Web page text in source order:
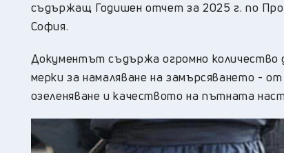
съдържащ Годишен отчет за 2025 г. по
София.
Документът съдържа огромно количество
мерки за намаляване на замърсяването -
озеленяване и качеството на пътната